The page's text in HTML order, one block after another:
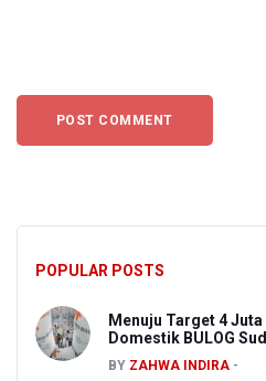
POPULAR POSTS
Menuju Target 4
Domestik BULOG
BY ZAHWA INDIRA